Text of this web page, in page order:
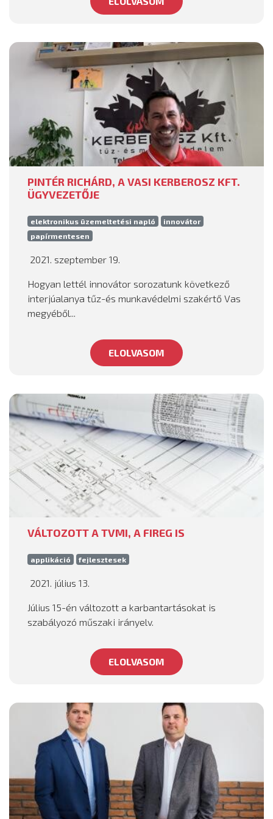
PINTÉR RICHÁRD, A VASI KERBEROSZ KFT.
ÜGYVEZETŐJE
elektronikus üzemeltetési napló
innovátor
papírmentesen
2021. szeptember 19.
Hogyan lettél innovátor sorozatunk következő
interjúalanya tűz-és munkavédelmi szakértő Vas
megyéből...
ELOLVASOM
VÁLTOZOTT A TVMI, A FIREG IS
applikáció fejlesztesek
2021. július 13.
Július 15-én változott a karbantartásokat is
szabályozó műszaki irányelv.
ELOLVASOM